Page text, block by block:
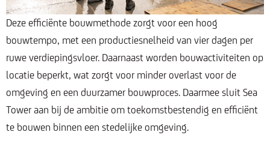
Deze efficiënte bouwmethode zorgt voor een hoog
bouwtempo, met een productiesnelheid van vier dagen per
ruwe verdiepingsvloer. Daarnaast worden bouwactiviteiten op
locatie beperkt, wat zorgt voor minder overlast voor de
omgeving en een duurzamer bouwproces. Daarmee sluit Sea
Tower aan bij de ambitie om toekomstbestendig en efficiënt
te bouwen binnen een stedelijke omgeving.